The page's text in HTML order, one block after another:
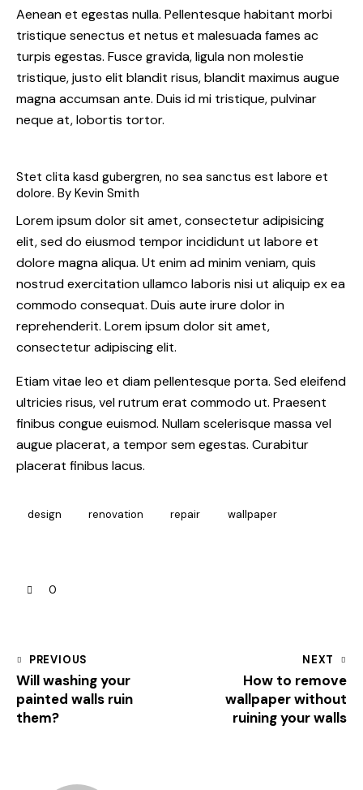
Aenean et egestas nulla. Pellentesque habitant morbi
tristique senectus et netus et malesuada fames ac
turpis egestas. Fusce gravida, ligula non molestie
tristique, justo elit blandit risus, blandit maximus augue
magna accumsan ante. Duis id mi tristique, pulvinar
neque at, lobortis tortor.
Stet clita kasd gubergren, no sea sanctus est labore et
dolore. By Kevin Smith
Lorem ipsum dolor sit amet, consectetur adipisicing
elit, sed do eiusmod tempor incididunt ut labore et
dolore magna aliqua. Ut enim ad minim veniam, quis
nostrud exercitation ullamco laboris nisi ut aliquip ex ea
commodo consequat. Duis aute irure dolor in
reprehenderit. Lorem ipsum dolor sit amet,
consectetur adipiscing elit.
Etiam vitae leo et diam pellentesque porta. Sed eleifend
ultricies risus, vel rutrum erat commodo ut. Praesent
finibus congue euismod. Nullam scelerisque massa vel
augue placerat, a tempor sem egestas. Curabitur
placerat finibus lacus.
design renovation repair wallpaper
0
PREVIOUS
Will washing your
painted walls ruin
them?
NEXT
How to remove
wallpaper without
ruining your walls